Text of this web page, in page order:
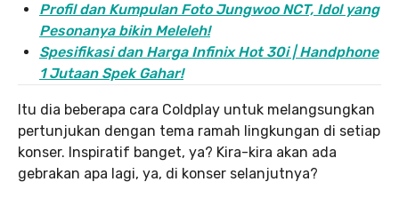
Profil dan Kumpulan Foto Jungwoo NCT, Idol yang
Pesonanya bikin Meleleh!
Spesifikasi dan Harga Infinix Hot 30i | Handphone
1 Jutaan Spek Gahar!
Itu dia beberapa cara Coldplay untuk melangsungkan
pertunjukan dengan tema ramah lingkungan di setiap
konser. Inspiratif banget, ya? Kira-kira akan ada
gebrakan apa lagi, ya, di konser selanjutnya?